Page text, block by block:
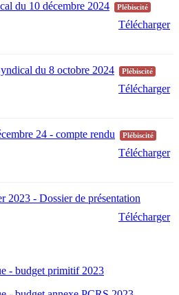
du 10 décembre 2024 Plébiscité
Télécharger
du 8 octobre 2024 Plébiscité
Télécharger
24 - compte rendu Plébiscité
Télécharger
2023 - Dossier de présentation
Télécharger
- budget primitif 2023